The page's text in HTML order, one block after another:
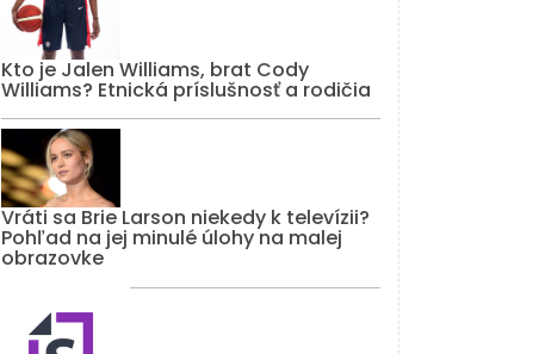
Kto je Jalen Williams, brat Cody
Williams? Etnická príslušnosť a rodičia
Vráti sa Brie Larson niekedy k televízii?
Pohľad na jej minulé úlohy na malej
obrazovke